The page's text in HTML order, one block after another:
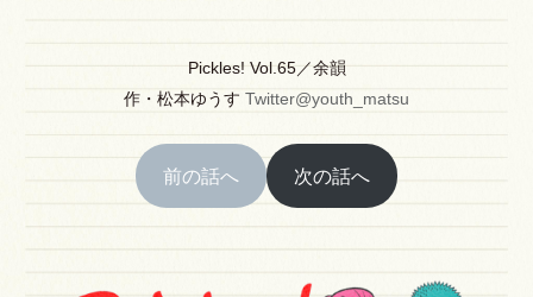
Pickles! Vol.65／余韻
作 ・ 松本ゆうす Twitter@youth_matsu
前の話へ 次の話へ